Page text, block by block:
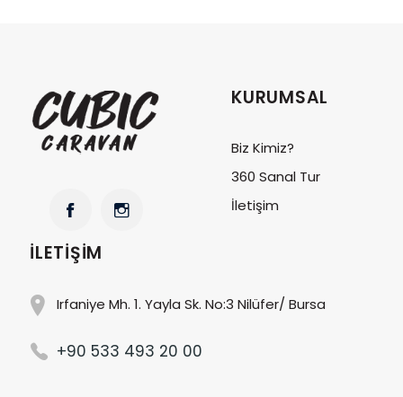
KURUMSAL
Biz Kimiz?
360 Sanal Tur
İletişim
İLETIŞIM
Irfaniye Mh. 1. Yayla Sk. No:3 Nilüfer/ Bursa
+90 533 493 20 00